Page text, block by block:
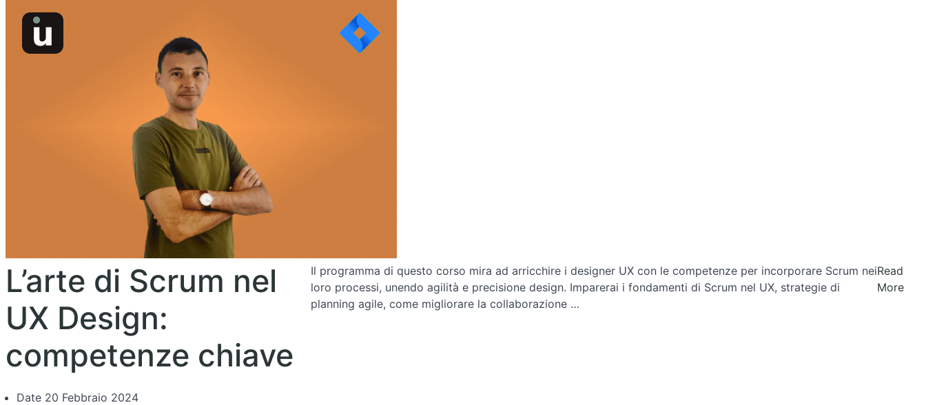
L’arte di Scrum nel
UX Design:
competenze chiave
Date 20 Febbraio 2024
Il programma di questo corso mira ad arricchire i designer UX con le competenze per incorporare Scrum nei
loro processi, unendo agilità e precisione design. Imparerai i fondamenti di Scrum nel UX, strategie di
planning agile, come migliorare la collaborazione …
Read
More